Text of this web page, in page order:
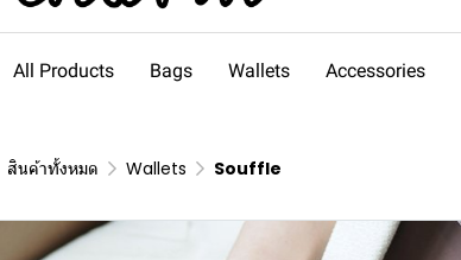
All Products Bags Wallets Accessories
สินค้าทั้งหมด Wallets Souffle